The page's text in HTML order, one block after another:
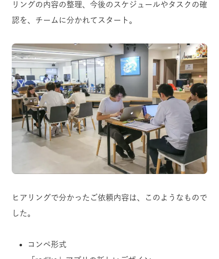
リングの内容の整理、今後のスケジュールやタスクの確
認を、チームに分かれてスタート。
ヒアリングで分かったご依頼内容は、このようなもので
した。
コンペ形式